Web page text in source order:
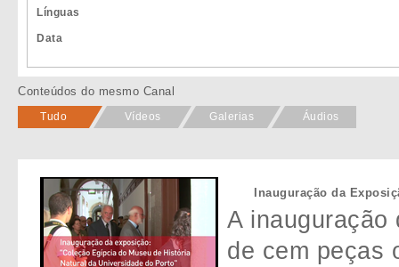
Línguas
Data
Conteúdos do mesmo Canal
Tudo Vídeos Galerias Áudios
Inauguração da
A inauguração
de cem peças